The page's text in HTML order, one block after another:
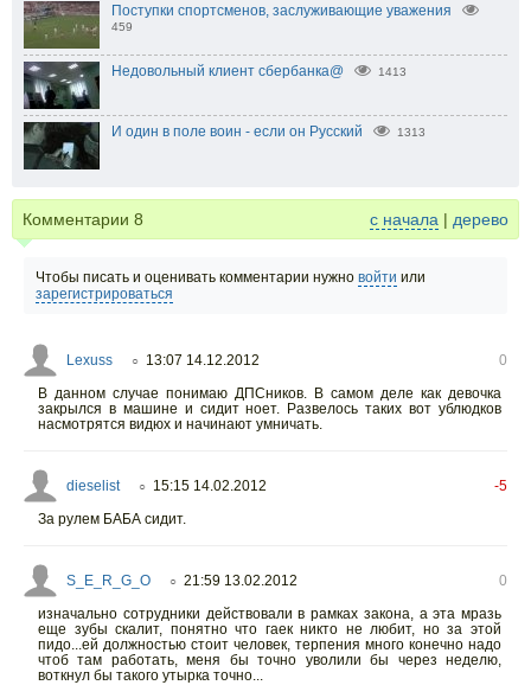
Поступки спортсменов, заслуживающие уважения
459
Недовольный клиент сбербанка@ 1413
И один в поле воин - если он Русский 1313
Комментарии 8 с начала | дерево
Чтобы писать и оценивать комментарии нужно войти или
зарегистрироваться
Lexuss ○ 13:07 14.12.2012
0
В данном случае понимаю ДПСников. В самом деле как девочка
закрылся в машине и сидит ноет. Развелось таких вот ублюдков
насмотрятся видюх и начинают умничать.
dieselist ○ 15:15 14.02.2012
-5
За рулем БАБА сидит.
S_E_R_G_O ○ 21:59 13.02.2012
0
изначально сотрудники действовали в рамках закона, а эта мразь
еще зубы скалит, понятно что гаек никто не любит, но за этой
пидо...ей должностью стоит человек, терпения много конечно надо
чтоб там работать, меня бы точно уволили бы через неделю,
воткнул бы такого утырка точно...